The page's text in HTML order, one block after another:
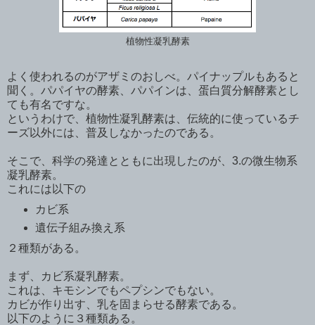
植物性凝乳酵素
よく使われるのがアザミのおしべ。パイナップルもあると
聞く。パパイヤの酵素、パパインは、蛋白質分解酵素とし
ても有名ですな。
というわけで、植物性凝乳酵素は、伝統的に使っているチ
ーズ以外には、普及しなかったのである。
そこで、科学の発達とともに出現したのが、3.の微生物系
凝乳酵素。
これには以下の
カビ系
遺伝子組み換え系
２種類がある。
まず、カビ系凝乳酵素。
これは、キモシンでもペプシンでもない。
カビが作り出す、乳を固まらせる酵素である。
以下のように３種類ある。